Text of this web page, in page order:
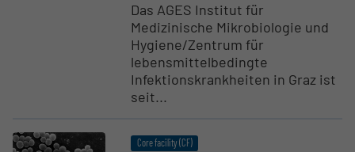
Das AGES Institut für
Medizinische Mikrobiologie und
Hygiene/Zentrum für
lebensmittelbedingte
Infektionskrankheiten in Graz ist
seit...
Core facility (CF)